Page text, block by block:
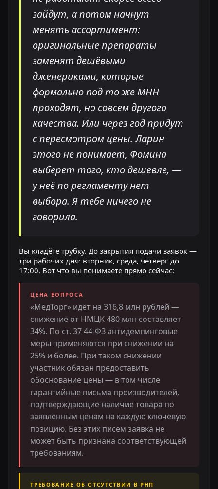
зайдут, а потом начнут
менять ассортимент:
оригинальные препараты
заменят дешёвыми
дженериками, которые
формально под то же МНН
проходят, но совсем другого
качества. Или через год придут
с пересмотром цены. Ларин
этого не понимает, Фомина
выберет того, кто дешевле, —
у неё по регламенту нет
выбора. Я тебе ничего не
говорила.
Вы кладёте трубку. До закрытия подачи заявок —
три рабочих дня: вторник, среда, четверг до
17:00. Вот что вы понимаете прямо сейчас:
ЦЕНА ВОПРОСА
«МедТорг» идёт на 316,8 млн рублей —
снижение от НМЦК 480 млн составляет
34%. По ст. 37 44-ФЗ антидемпинговые
меры применяются при снижении на
25% и более. При таком снижении
участник обязан предоставить
обоснование цены — в том числе
гарантийные письма производителей,
подтверждающие наличие товара по
заявленным ценам на каждую ключевую
позицию. Без этих писем заявка не
может быть признана соответствующей
требованиям.
ТРЕБОВАНИЕ ОБ ОТСУТСТВИИ В РНП